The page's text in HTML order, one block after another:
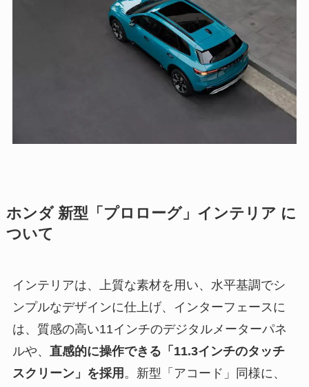
ホンダ 新型「プロローグ」インテリア に
ついて
インテリアは、上質な素材を用い、水平基調でシ
ンプルなデザインに仕上げ、インターフェースに
は、質感の高い11インチのデジタルメーターパネ
ルや、 直感的に操作できる「11.3インチのタッチ
スクリーン」を採用 。新型「アコード」同様に、